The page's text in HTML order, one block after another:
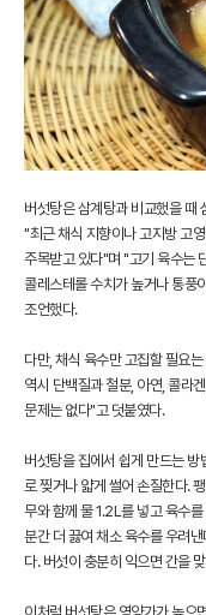
버섯탕은 삼계탕과 비교했을 때
"최근 채식 지향이나 고지방 고
주목받고 있다"며 "고기 육수는
콜레스테롤 수치가 높거나 통풍
조언했다.
다만, 채식 육수만 고집할 필요
역시 단백질과 철분, 아연, 콜라
문제는 없다"고 덧붙였다.
버섯탕을 집에서 쉽게 만드는 방
로 찢거나 얇게 썰어 손질한다.
무와 함께 물 1.2L를 넣고 육수
분간 더 끓여 채소 육수를 우려
다. 버섯이 충분히 익으면 간을